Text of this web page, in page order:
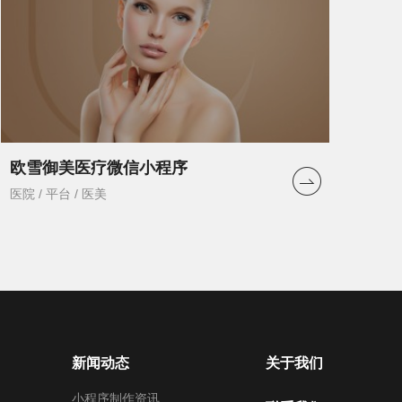
欧雪御美医疗微信小程序
医院 / 平台 / 医美
新闻动态
小程序制作资讯
关于我们